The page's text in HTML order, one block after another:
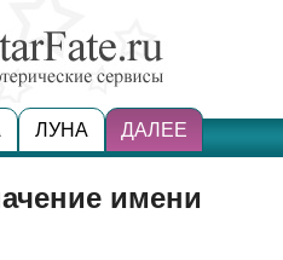
ЛУНА ДАЛЕЕ
имени